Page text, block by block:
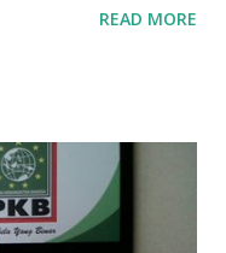
mengatakan, ada
ortu nya pinjam
bisa ikut ujian.
saudara saya,
READ MORE